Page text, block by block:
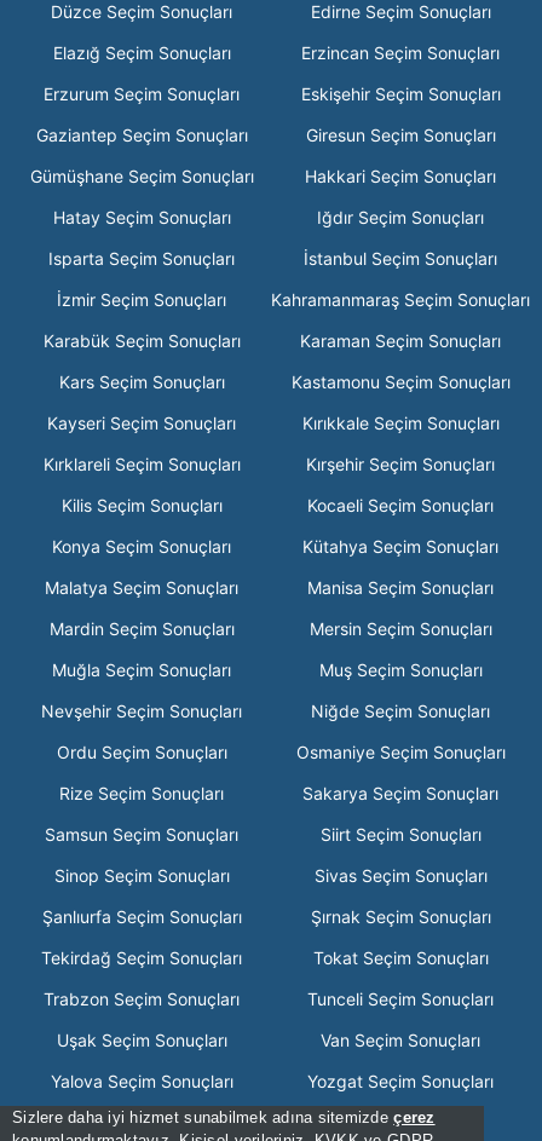
Sizlere daha iyi hizmet sunabilmek adına sitemizdeçerez
Düzce Seçim Sonuçları
Edirne Seçim Sonuçları
Elazığ Seçim Sonuçları
Erzincan Seçim Sonuçları
Erzurum Seçim Sonuçları
Eskişehir Seçim Sonuçları
Gaziantep Seçim Sonuçları
Giresun Seçim Sonuçları
Gümüşhane Seçim Sonuçları
Hakkari Seçim Sonuçları
Hatay Seçim Sonuçları
Iğdır Seçim Sonuçları
Isparta Seçim Sonuçları
İstanbul Seçim Sonuçları
İzmir Seçim Sonuçları
Kahramanmaraş Seçim Sonuçları
Karabük Seçim Sonuçları
Karaman Seçim Sonuçları
Kars Seçim Sonuçları
Kastamonu Seçim Sonuçları
Kayseri Seçim Sonuçları
Kırıkkale Seçim Sonuçları
Kırklareli Seçim Sonuçları
Kırşehir Seçim Sonuçları
Kilis Seçim Sonuçları
Kocaeli Seçim Sonuçları
Konya Seçim Sonuçları
Kütahya Seçim Sonuçları
Malatya Seçim Sonuçları
Manisa Seçim Sonuçları
Mardin Seçim Sonuçları
Mersin Seçim Sonuçları
Muğla Seçim Sonuçları
Muş Seçim Sonuçları
Nevşehir Seçim Sonuçları
Niğde Seçim Sonuçları
Ordu Seçim Sonuçları
Osmaniye Seçim Sonuçları
Rize Seçim Sonuçları
Sakarya Seçim Sonuçları
Samsun Seçim Sonuçları
Siirt Seçim Sonuçları
Sinop Seçim Sonuçları
Sivas Seçim Sonuçları
Şanlıurfa Seçim Sonuçları
Şırnak Seçim Sonuçları
Tekirdağ Seçim Sonuçları
Tokat Seçim Sonuçları
Trabzon Seçim Sonuçları
Tunceli Seçim Sonuçları
Uşak Seçim Sonuçları
Van Seçim Sonuçları
Yalova Seçim Sonuçları
Yozgat Seçim Sonuçları
Zonguldak Seçim Sonuçları